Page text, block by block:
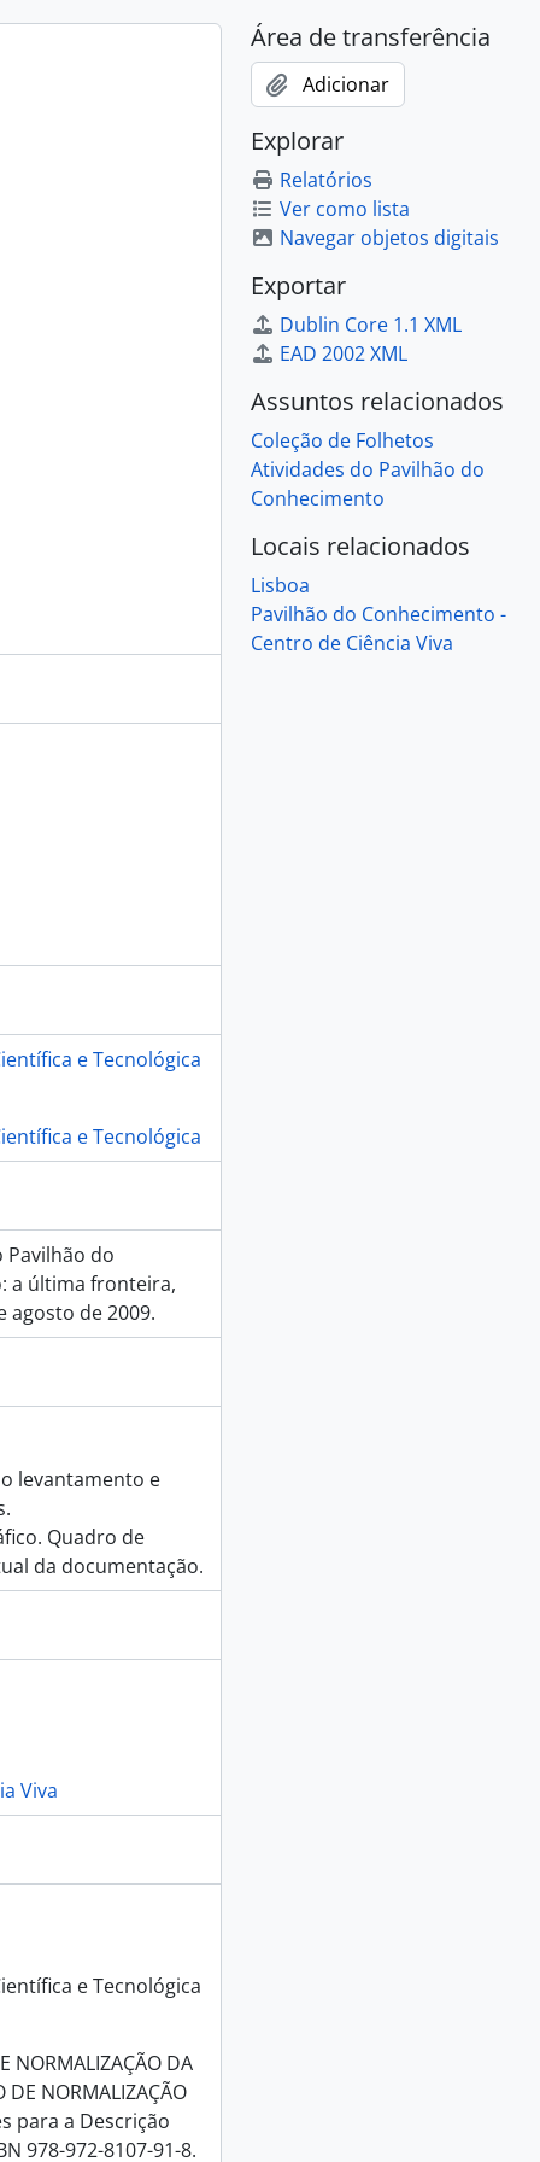
os Caminhos do Conhecimento vão dar a Évora, 2023
2022
2020
05-13
do oceano, 2023-05-31
verdes, 2023-03-22
and Space Exploration, 2023
and Space Exploration, 2023
11-26
2022-10-29
2022-10-29
e Tecnológica
e Tecnológica
Pavilhão do
a última fronteira,
agosto de 2009.
levantamento e
Quadro de
da documentação.
Viva
e Tecnológica
NORMALIZAÇÃO DA
DE NORMALIZAÇÃO
para a Descrição
978-972-8107-91-8.
Área de transferência
Adicionar
Explorar
Relatórios
Ver como lista
Navegar objetos digitais
Exportar
Dublin Core 1.1 XML
EAD 2002 XML
Assuntos relacionados
Coleção de Folhetos
Atividades do Pavilhão do
Conhecimento
Locais relacionados
Lisboa
Pavilhão do Conhecimento -
Centro de Ciência Viva